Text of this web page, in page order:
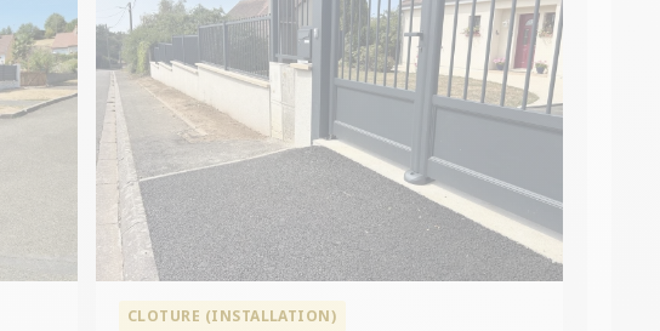
CLOTURE (INSTALLATION)